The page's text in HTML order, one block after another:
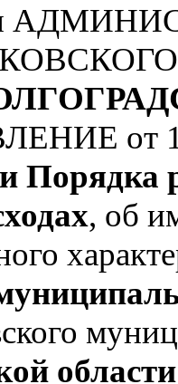
от
Порядка
, об
области